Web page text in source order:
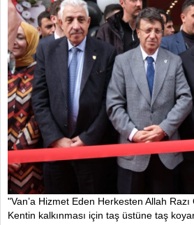
"Van’a Hizmet Eden Herkesten Allah Razı
Kentin kalkınması için taş üstüne taş